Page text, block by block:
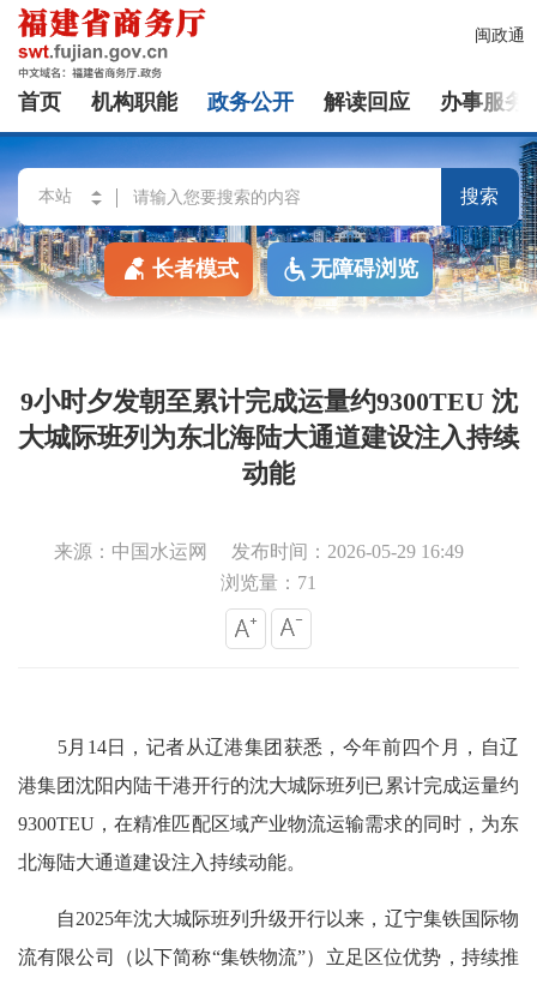
闽政通
首页 机构职能 政务公开 解读回应 办事服务
搜索
长者模式 无障碍浏览
9小时夕发朝至累计完成运量约9300TEU 沈
大城际班列为东北海陆大通道建设注入持续
动能
来源：中国水运网
发布时间：2026-05-29 16:49
浏览量：71
5月14日，记者从辽港集团获悉，今年前四个月，自辽
港集团沈阳内陆干港开行的沈大城际班列已累计完成运量约
9300TEU，在精准匹配区域产业物流运输需求的同时，为东
北海陆大通道建设注入持续动能。
自2025年沈大城际班列升级开行以来，辽宁集铁国际物
流有限公司（以下简称“集铁物流”）立足区位优势，持续推